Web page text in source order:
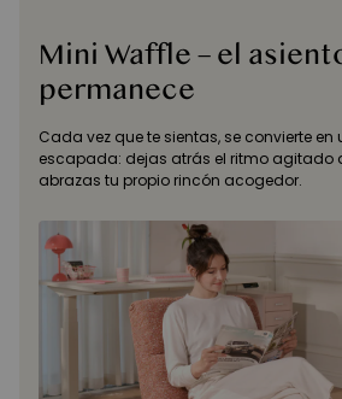
Mini Waffle – el
permanece
Cada vez que te sientas, se convierte
escapada: dejas atrás el ritmo agitado
abrazas tu propio rincón acogedor.